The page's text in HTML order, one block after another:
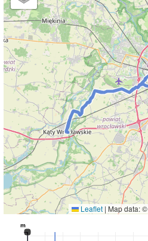
Leaflet | Map data: ©
m